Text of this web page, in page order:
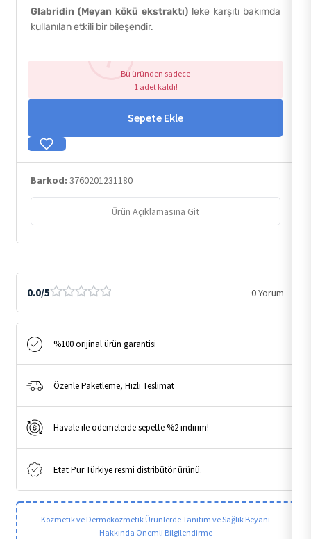
Glabridin (Meyan kökü ekstraktı) leke karşıtı bakımda
kullanılan etkili bir bileşendir.
Bu üründen sadece
1 adet kaldı!
Sepete Ekle
Barkod: 3760201231180
Ürün Açıklamasına Git
0.0/5 0 Yorum
%100 orijinal ürün garantisi
Özenle Paketleme, Hızlı Teslimat
Havale ile ödemelerde sepette %2 indirim!
Etat Pur Türkiye resmi distribütör ürünü.
Kozmetik ve Dermokozmetik Ürünlerde Tanıtım ve Sağlık Beyanı
Hakkında Önemli Bilgilendirme